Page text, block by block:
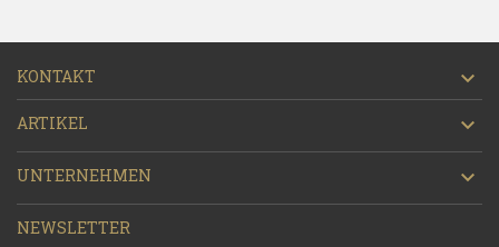
KONTAKT 
ARTIKEL 
UNTERNEHMEN 
NEWSLETTER